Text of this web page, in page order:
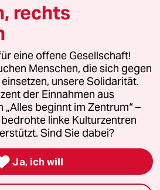
Vertriebs GmbH
Fragen oder für Genehmigungen
Kommune-Richtlinien
Impressum AGB
widerrufen (Ads)
rechts
eine offene Gesellschaft!
Menschen, die sich gegen
unsere Solidarität.
der Einnahmen aus
„Alles beginnt im Zentrum“ –
linke Kulturzentren
Sind Sie dabei?
Ja, ich will